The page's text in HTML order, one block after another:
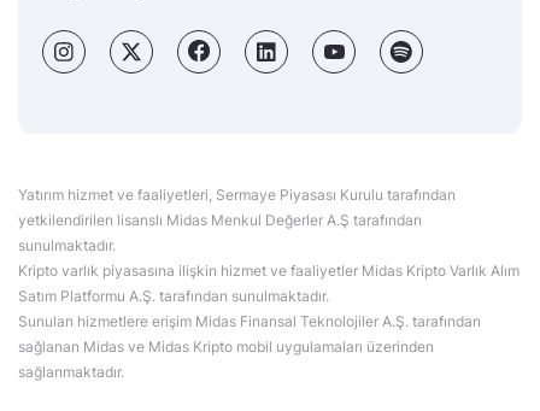
Yatırım hizmet ve faaliyetleri, Sermaye Piyasası Kurulu tarafından
yetkilendirilen lisanslı Midas Menkul Değerler A.Ş tarafından
sunulmaktadır.
Kripto varlık piyasasına ilişkin hizmet ve faaliyetler Midas Kripto Varlık Alım
Satım Platformu A.Ş. tarafından sunulmaktadır.
Sunulan hizmetlere erişim Midas Finansal Teknolojiler A.Ş. tarafından
sağlanan Midas ve Midas Kripto mobil uygulamaları üzerinden
sağlanmaktadır.